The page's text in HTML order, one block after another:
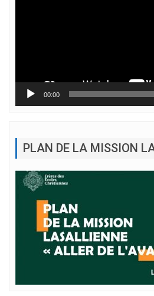
00:00
PLAN DE LA MISSION